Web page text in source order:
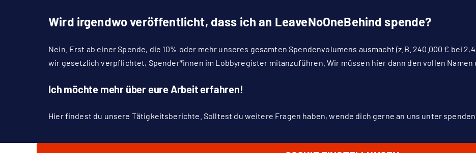
Wird irgendwo veröffentlicht, dass ich an LeaveNoOneBehind spende?
Nein. Erst ab einer Spende, die 10% oder mehr unseres gesamten Spendenvolumens ausmacht (z.B. 240.000 € bei
wir gesetzlich verpflichtet, Spender*innen im Lobbyregister mitanzuführen. Wir müssen hier dann den vollen Namen
Ich möchte mehr über eure Arbeit erfahren!
Hierfindest du unsere Tätigkeitsberichte. Solltest du weitere Fragen haben, wende dich gerne an uns unter